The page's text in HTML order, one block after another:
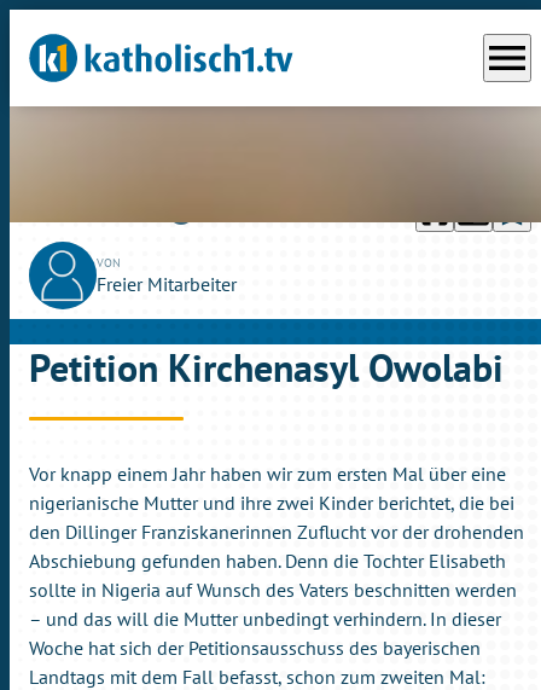
menu
VON
Freier Mitarbeiter
Petition Kirchenasyl Owolabi
Vor knapp einem Jahr haben wir zum ersten Mal über eine
nigerianische Mutter und ihre zwei Kinder berichtet, die bei
den Dillinger Franziskanerinnen Zuflucht vor der drohenden
Abschiebung gefunden haben. Denn die Tochter Elisabeth
sollte in Nigeria auf Wunsch des Vaters beschnitten werden
– und das will die Mutter unbedingt verhindern. In dieser
Woche hat sich der Petitionsausschuss des bayerischen
Landtags mit dem Fall befasst, schon zum zweiten Mal: